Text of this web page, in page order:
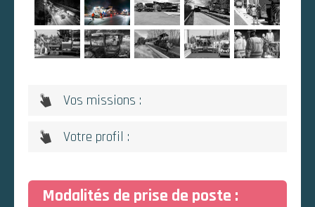
Vos missions :
Votre profil :
Modalités de prise de poste :